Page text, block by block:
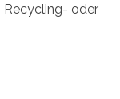
Recycling- oder